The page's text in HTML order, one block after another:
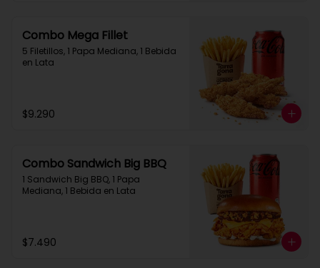
Combo Mega Fillet
5 Filetillos, 1 Papa Mediana, 1 Bebida
en Lata
$9.290
Combo Sandwich Big BBQ
1 Sandwich Big BBQ, 1 Papa
Mediana, 1 Bebida en Lata
$7.490